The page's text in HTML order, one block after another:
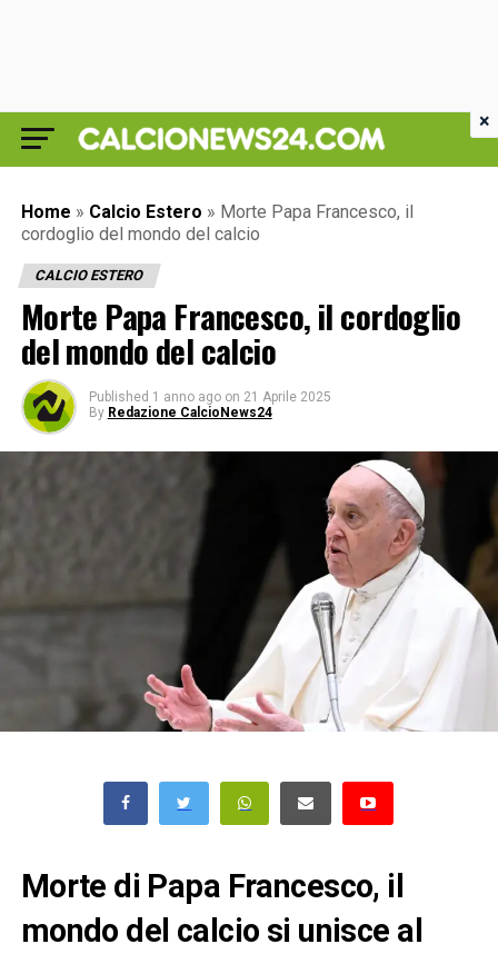
Home » Calcio Estero » Morte Papa Francesco, il
cordoglio del mondo del calcio
CALCIO ESTERO
Morte Papa Francesco, il cordoglio
del mondo del calcio
Published 1 anno ago on 21 Aprile 2025
By Redazione CalcioNews24
Morte di Papa Francesco, il
mondo del calcio si unisce al
×